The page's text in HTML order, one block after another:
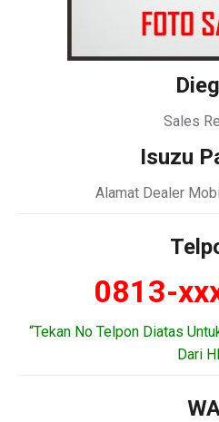
Sales
Isuzu
Alamat Dealer
0813-
“Tekan No Telpon Diatas
Dari